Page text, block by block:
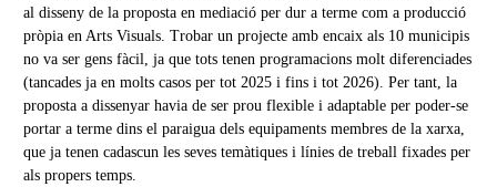
al disseny de la proposta en mediació per dur a terme com a producció
pròpia en Arts Visuals. Trobar un projecte amb encaix als 10 municipis
no va ser gens fàcil, ja que tots tenen programacions molt diferenciades
(tancades ja en molts casos per tot 2025 i fins i tot 2026). Per tant, la
proposta a dissenyar havia de ser prou flexible i adaptable per poder-se
portar a terme dins el paraigua dels equipaments membres de la xarxa,
que ja tenen cadascun les seves temàtiques i línies de treball fixades per
als propers temps.